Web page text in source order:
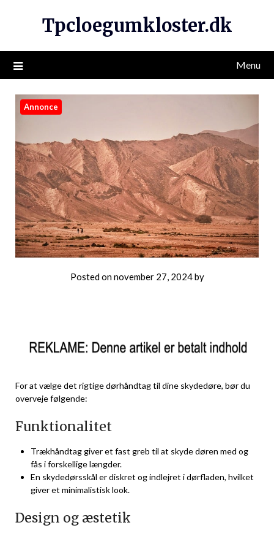
Tpcloegumkloster.dk
Menu
Annonce
Posted onnovember 27, 2024by
For at vælge det rigtige dørhåndtag til dine skydedøre, bør du
overveje følgende:
Funktionalitet
Trækhåndtag giver et fast greb til at skyde døren med og
fås i forskellige længder.
En skydedørsskål er diskret og indlejret i dørfladen, hvilket
giver et minimalistisk look.
Design og æstetik